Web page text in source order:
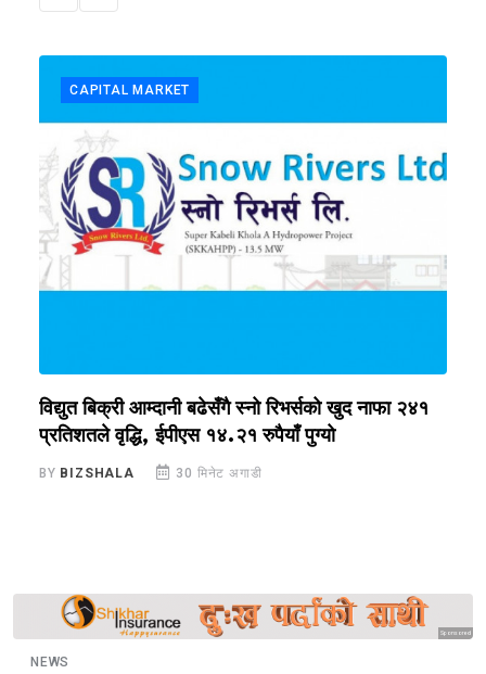
CAPITAL MARKET
विद्युत बिक्री आम्दानी बढेसँगै स्नो रिभर्सको खुद नाफा २४१
प्रतिशतले वृद्धि, ईपीएस १४.२१ रुपैयाँ पुग्यो
BY BIZSHALA 30 मिनेट अगाडी
Sponsored
NEWS